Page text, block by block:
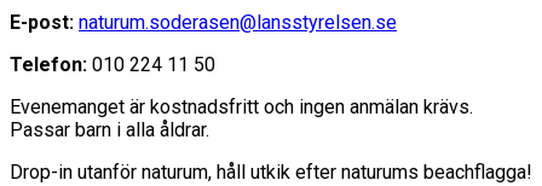
E-post: naturum.soderasen@lansstyrelsen.se
Telefon: 010 224 11 50
Evenemanget är kostnadsfritt och ingen anmälan krävs.
Passar barn i alla åldrar.
Drop-in utanför naturum, håll utkik efter naturums beachflagga!